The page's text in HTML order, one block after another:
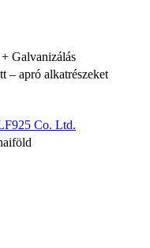
Galvanizálás
– apró alkatrészeket
Co. Ltd.